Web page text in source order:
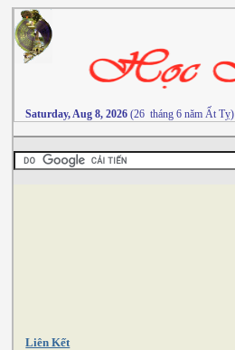
Saturday, Aug 8, 2026 (26 tháng 6 năm Ất Tỵ)
Liên Kết